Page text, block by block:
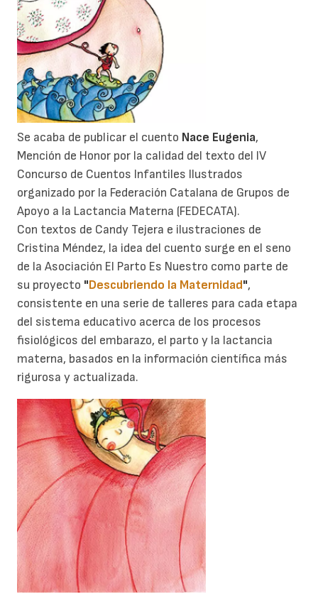
Se acaba de publicar el cuento Nace Eugenia,
Mención de Honor por la calidad del texto del IV
Concurso de Cuentos Infantiles Ilustrados
organizado por la Federación Catalana de Grupos de
Apoyo a la Lactancia Materna (FEDECATA).
Con textos de Candy Tejera e ilustraciones de
Cristina Méndez, la idea del cuento surge en el seno
de la Asociación El Parto Es Nuestro como parte de
su proyecto "Descubriendo la Maternidad",
consistente en una serie de talleres para cada etapa
del sistema educativo acerca de los procesos
fisiológicos del embarazo, el parto y la lactancia
materna, basados en la información científica más
rigurosa y actualizada.